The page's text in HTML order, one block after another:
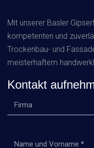
Mit unserer Basler
kompetenten und
Trockenbau- und
meisterhaftem
Kontakt